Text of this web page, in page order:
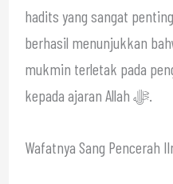
hadits yang sangat
berhasil menunjukkan
mukmin terletak pada
kepada ajaran Allah ﷻ.
Wafatnya Sang Pencerah